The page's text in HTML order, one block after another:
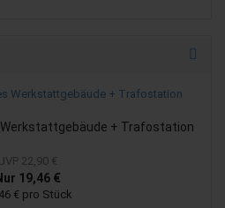
Werkstattgebäude + Trafostation
22,90 €
19,46 €
€ pro Stück